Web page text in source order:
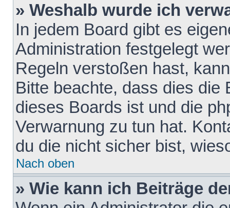
» Weshalb wurde ich
In jedem Board gibt es
Administration festgelegt
Regeln verstoßen hast,
Bitte beachte, dass dies die
dieses Boards ist und die
Verwarnung zu tun hat.
du die nicht sicher bist,
Nach oben
» Wie kann ich Beiträge